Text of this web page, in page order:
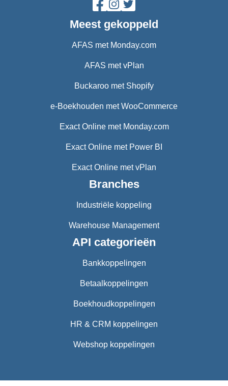
Meest gekoppeld
AFAS met Monday.com
AFAS met vPlan
Buckaroo met Shopify
e-Boekhouden met WooCommerce
Exact Online met Monday.com
Exact Online met Power BI
Exact Online met vPlan
Branches
Industriële koppeling
Warehouse Management
API categorieën
Bankkoppelingen
Betaalkoppelingen
Boekhoudkoppelingen
HR & CRM koppelingen
Webshop koppelingen